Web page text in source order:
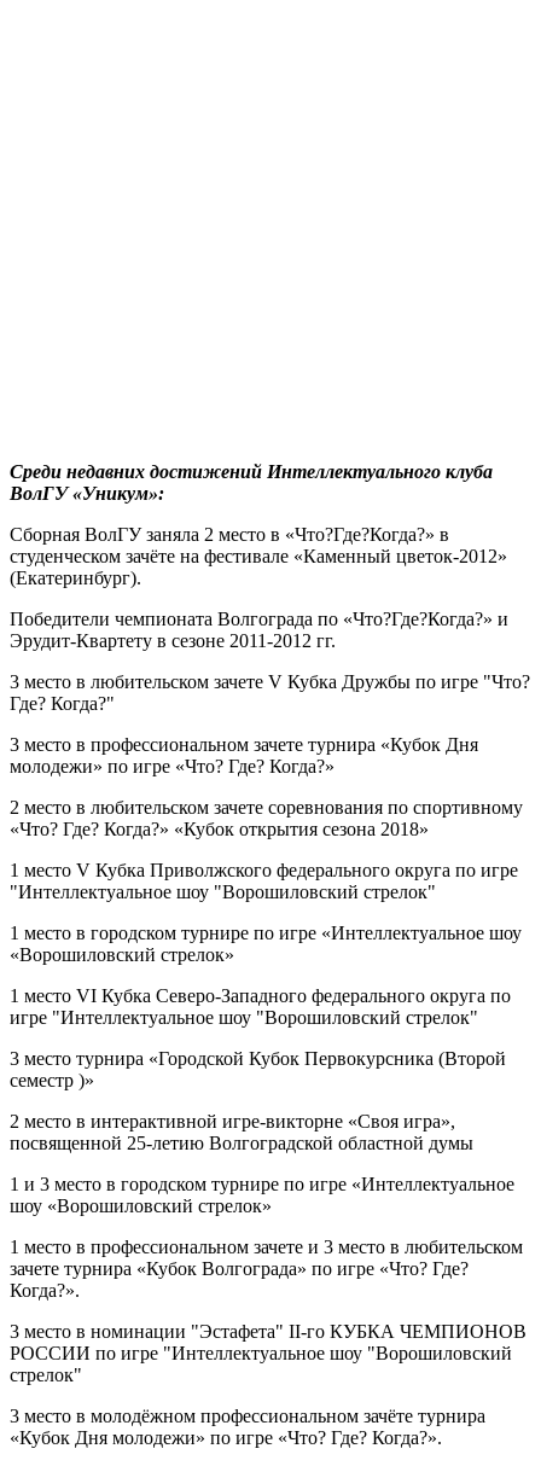
Среди недавних достижений Интеллектуального клуба
ВолГУ «Уникум»:
Сборная ВолГУ заняла 2 место в «Что?Где?Когда?» в
студенческом зачёте на фестивале «Каменный цветок-2012»
(Екатеринбург).
Победители чемпионата Волгограда по «Что?Где?Когда?» и
Эрудит-Квартету в сезоне 2011-2012 гг.
3 место в любительском зачете V Кубка Дружбы по игре "Что?
Где? Когда?"
3 место в профессиональном зачете турнира «Кубок Дня
молодежи» по игре «Что? Где? Когда?»
2 место в любительском зачете соревнования по спортивному
«Что? Где? Когда?» «Кубок открытия сезона 2018»
1 место V Кубка Приволжского федерального округа по игре
"Интеллектуальное шоу "Ворошиловский стрелок"
1 место в городском турнире по игре «Интеллектуальное шоу
«Ворошиловский стрелок»
1 место VI Кубка Северо-Западного федерального округа по
игре "Интеллектуальное шоу "Ворошиловский стрелок"
3 место турнира «Городской Кубок Первокурсника (Второй
семестр )»
2 место в интерактивной игре-викторне «Своя игра»,
посвященной 25-летию Волгоградской областной думы
1 и 3 место в городском турнире по игре «Интеллектуальное
шоу «Ворошиловский стрелок»
1 место в профессиональном зачете и 3 место в любительском
зачете турнира «Кубок Волгограда» по игре «Что? Где?
Когда?».
3 место в номинации "Эстафета" II-го КУБКА ЧЕМПИОНОВ
РОССИИ по игре "Интеллектуальное шоу "Ворошиловский
стрелок"
3 место в молодёжном профессиональном зачёте турнира
«Кубок Дня молодежи» по игре «Что? Где? Когда?».